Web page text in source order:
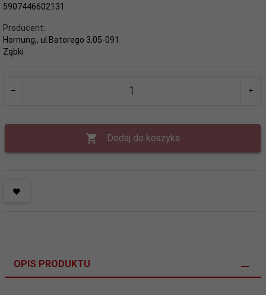
5907446602131
Producent:
Hornung,, ul.Batorego 3,05-091
Ząbki
Dodaj do koszyka
OPIS PRODUKTU